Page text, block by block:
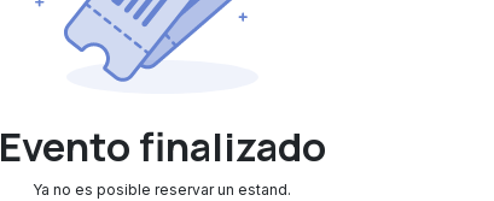
Evento finalizado
Ya no es posible reservar un estand.